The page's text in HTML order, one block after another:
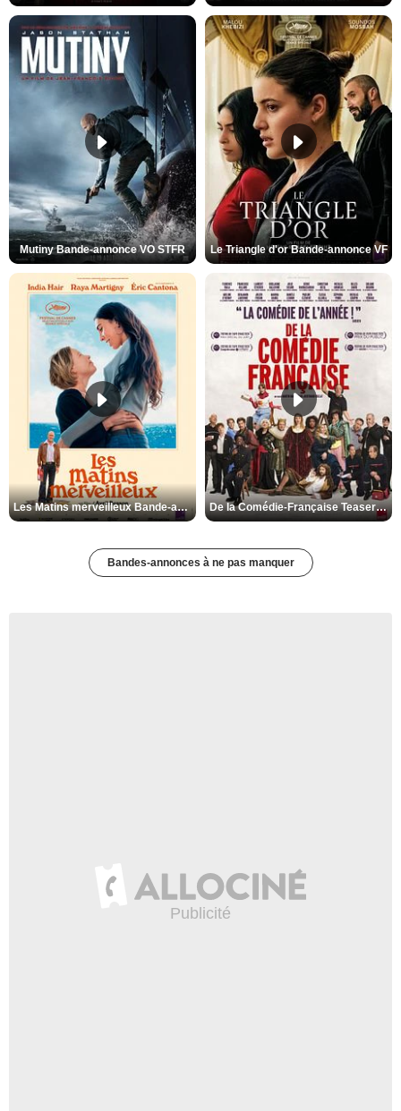
Mutiny Bande-annonce VO STFR Le Triangle d'or Bande-annonce VF
Les Matins merveilleux Bande-annonce VF De la Comédie-Française Teaser VF
Bandes-annonces à ne pas manquer